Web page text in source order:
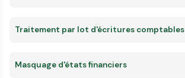
Traitement par lot d'écritures comptables
Masquage d'états financiers